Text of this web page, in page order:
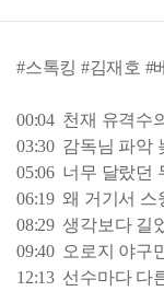
#스톡킹 #김재호 #
00:04 천재 유격수
03:30 감독님 파악
05:06 너무 달랐던
06:19 왜 거기서 스
08:29 생각보다 길
09:40 오로지 야구
12:13 선수마다 다